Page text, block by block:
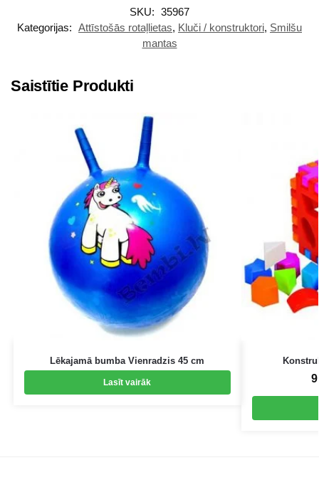
SKU: 35967
Kategorijas: Attīstošās rotaļlietas, Kluči / konstruktori, Smilšu
mantas
Saistītie Produkti
Lēkajamā bumba Vienradzis 45 cm
Lasīt vairāk